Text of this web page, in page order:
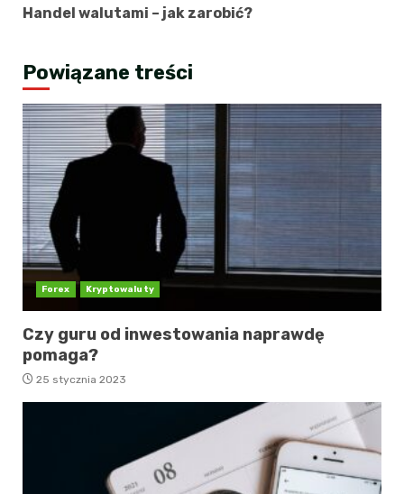
Handel walutami – jak zarobić?
Powiązane treści
Forex Kryptowaluty
Czy guru od inwestowania naprawdę
pomaga?
25 stycznia 2023